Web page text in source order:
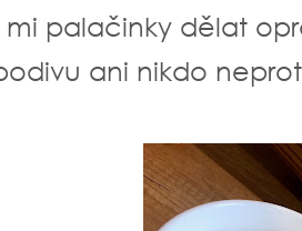
mi palačinky dělat
ani nikdo